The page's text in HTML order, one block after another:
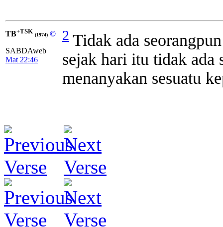
TB+TSK (1974) ©
SABDAweb
Mat 22:46
2 Tidak ada seorangpun
sejak hari itu tidak ada
menanyakan sesuatu